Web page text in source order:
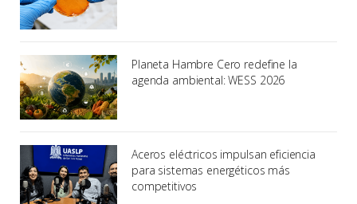
Planeta Hambre Cero redefine la
agenda ambiental: WESS 2026
Aceros eléctricos impulsan eficiencia
para sistemas energéticos más
competitivos